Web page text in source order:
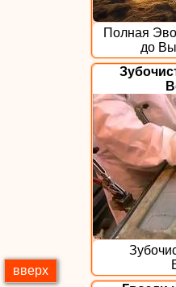
Полная
до
вверх